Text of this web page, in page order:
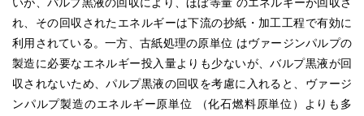
いが、パルプ黒液の回収により、ほぼ等量 のエネルギーが回収さ
れ、その回収されたエネルギーは下流の抄紙・加工工程で有効に
利用されている。一方、古紙処理の原単位 はヴァージンパルプの
製造に必要なエネルギー投入量よりも少ないが、バルプ黒液が回
収されないため、パルプ黒液の回収を考慮に入れると、ヴァージ
ンパルプ製造のエネルギー原単位 （化石燃料原単位）よりも多